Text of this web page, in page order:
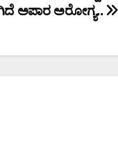
ಅಪಾರ ಅರೋಗ್ಯ..